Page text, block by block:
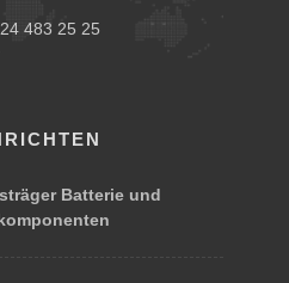
483 25 25
Batterie und